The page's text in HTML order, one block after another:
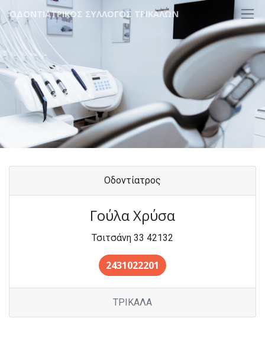
ΟΔΟΝΤΙΑΤΡΙΚΟΣ ΣΥΛΛΟΓΟΣ ΤΡΙΚΑΛΩΝ
Οδοντίατρος
Γούλα Χρύσα
Τσιτσάνη 33 42132
2431022201
ΤΡΙΚΑΛΑ